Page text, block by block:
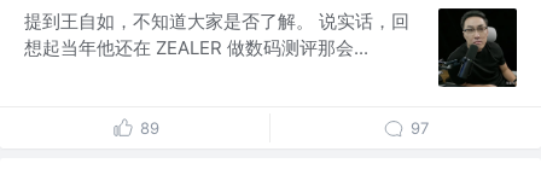
提到王自如，不知道大家是否了解。 说实话，回
想起当年他还在 ZEALER 做数码测评那会...
89 97